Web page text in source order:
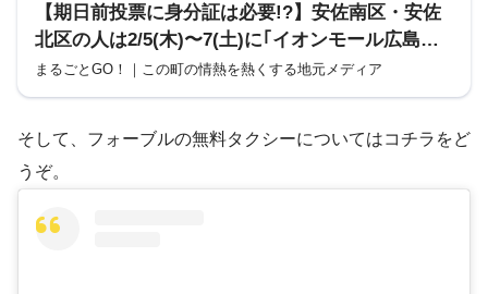
【期日前投票に身分証は必要!?】安佐南区・安佐
北区の人は2/5(木)〜7(土)に｢イオンモール広島祇
園｣で期日前投票ができるみたい。2/8(日)は衆院選
投票日。
まるごとGO！｜この町の情熱を熱くする地元メディア
そして、フォーブルの無料タクシーについてはコチラをど
うぞ。